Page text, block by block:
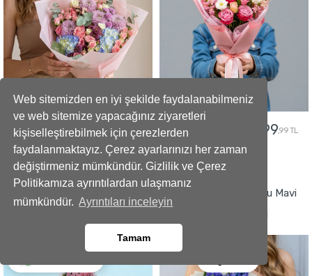
Web sitemizden en iyi şekilde faydalanabilmeniz
ve web sitemize yapacağınız ziyaretleri
kişiselleştirebilmek için çerezlerden
faydalanmaktayız. Çerez ayarlarınızı her zaman
değiştirmeniz mümkündür. Gizlilik ve Çerez
Politikamıza ayrıntılardan ulaşmanız
mümkündür. Ayrıntıları inceleyin
Tamam
5799,99 TL 5299,99 TL
GÖNDER
2799 2499,99 TL
GÖNDER
Büyüleyici Anlar Açılış Çelengi
İmza Tasarımlı Kokulu Mavi
Sümbül Buketi